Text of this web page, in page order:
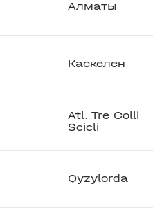
Алматы
Каскелен
Atl. Tre Colli
Scicli
Qyzylorda